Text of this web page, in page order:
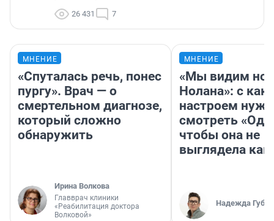
26 431 7
МНЕНИЕ
«Спуталась речь, понес
пургу». Врач — о
смертельном диагнозе,
который сложно
обнаружить
Ирина Волкова
Главврач клиники
«Реабилитация доктора
Волковой»
МНЕНИЕ
«Мы видим
Нолана»: с
настроем
смотреть
чтобы она не
выглядела как
Надежда